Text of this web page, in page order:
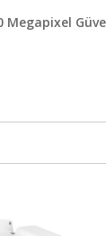
Megapixel